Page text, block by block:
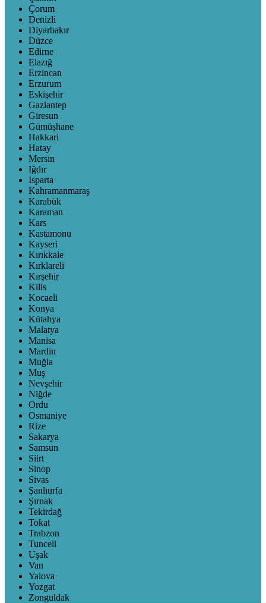
Çorum
Denizli
Diyarbakır
Düzce
Edirne
Elazığ
Erzincan
Erzurum
Eskişehir
Gaziantep
Giresun
Gümüşhane
Hakkari
Hatay
Mersin
Iğdır
Isparta
Kahramanmaraş
Karabük
Karaman
Kars
Kastamonu
Kayseri
Kırıkkale
Kırklareli
Kırşehir
Kilis
Kocaeli
Konya
Kütahya
Malatya
Manisa
Mardin
Muğla
Muş
Nevşehir
Niğde
Ordu
Osmaniye
Rize
Sakarya
Samsun
Siirt
Sinop
Sivas
Şanlıurfa
Şırnak
Tekirdağ
Tokat
Trabzon
Tunceli
Uşak
Van
Yalova
Yozgat
Zonguldak